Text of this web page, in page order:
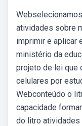
atividades sobre
imprimir e aplicar
ministério da
projeto de lei que
celulares por
Webconteúdo o
capacidade
do litro atividades